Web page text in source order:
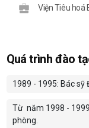
Viện Tiêu hoá
Quá trình đào
1989 - 1995: Bác sỹ
Từ năm 1998 -
phòng.